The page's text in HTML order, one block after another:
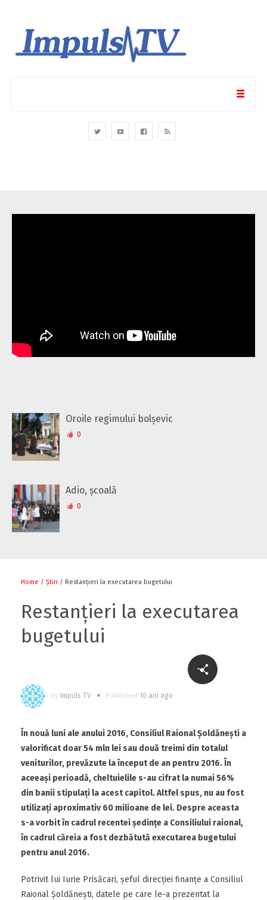
Oroile regimului bolșevic
0
Adio, școală
0
0
afacerea
0
Să ne fiți sănătoși
1
Home / Știri / Restanțieri la executarea bugetului
Restanțieri la executarea
bugetului
by Impuls TV Published 10 ani ago
În nouă luni ale anului 2016, Consiliul Raional Şoldăneşti a
valorificat doar 54 mln lei sau două treimi din totalul
veniturilor, prevăzute la început de an pentru 2016. În
aceeaşi perioadă, cheltuielile s-au cifrat la numai 56%
din banii stipulați la acest capitol. Altfel spus, nu au fost
utilizați aproximativ 60 milioane de lei. Despre aceasta
s-a vorbit în cadrul recentei ședințe a Consiliului raional,
în cadrul căreia a fost dezbătută executarea bugetului
pentru anul 2016.
Potrivit lui Iurie Prisăcari, șeful direcției finanțe a Consiliul
Raional Șoldănești, datele pe care le-a prezentat la